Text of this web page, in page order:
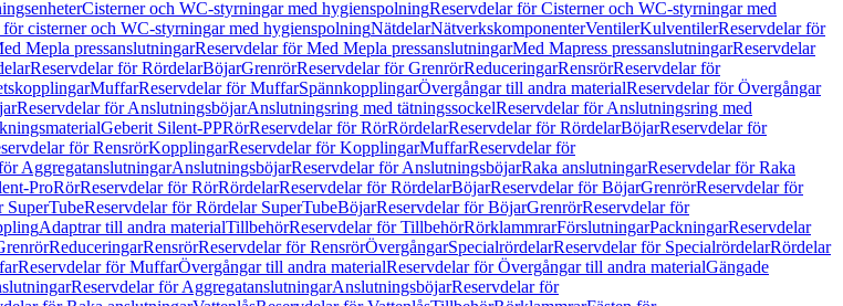
Cisterner och WC-styrningar med hygienspolningReservdelar för Cisterner och WC-styrningar med
cisterner och WC-styrningar med hygienspolningNätdelarNätverkskomponenterVentilerKulventilerReservdelar för
Mepla pressanslutningarReservdelar för Med Mepla pressanslutningarMed Mapress pressanslutningarReservdelar
Reservdelar för RördelarBöjarGrenrörReservdelar för GrenrörReduceringarRensrörReservdelar för
MuffarReservdelar för MuffarSpännkopplingarÖvergångar till andra materialReservdelar för Övergångar
Reservdelar för AnslutningsböjarAnslutningsring med tätningssockelReservdelar för Anslutningsring med
Geberit Silent-PPRörReservdelar för RörRördelarReservdelar för RördelarBöjarReservdelar för
för RensrörKopplingarReservdelar för KopplingarMuffarReservdelar för
AggregatanslutningarAnslutningsböjarReservdelar för AnslutningsböjarRaka anslutningarReservdelar för Raka
ProRörReservdelar för RörRördelarReservdelar för RördelarBöjarReservdelar för BöjarGrenrörReservdelar för
SuperTubeReservdelar för Rördelar SuperTubeBöjarReservdelar för BöjarGrenrörReservdelar för
Adaptrar till andra materialTillbehörReservdelar för TillbehörRörklammrarFörslutningarPackningarReservdelar
ReduceringarRensrörReservdelar för RensrörÖvergångarSpecialrördelarReservdelar för SpecialrördelarRördelar
Reservdelar för MuffarÖvergångar till andra materialReservdelar för Övergångar till andra materialGängade
Reservdelar för AggregatanslutningarAnslutningsböjarReservdelar för